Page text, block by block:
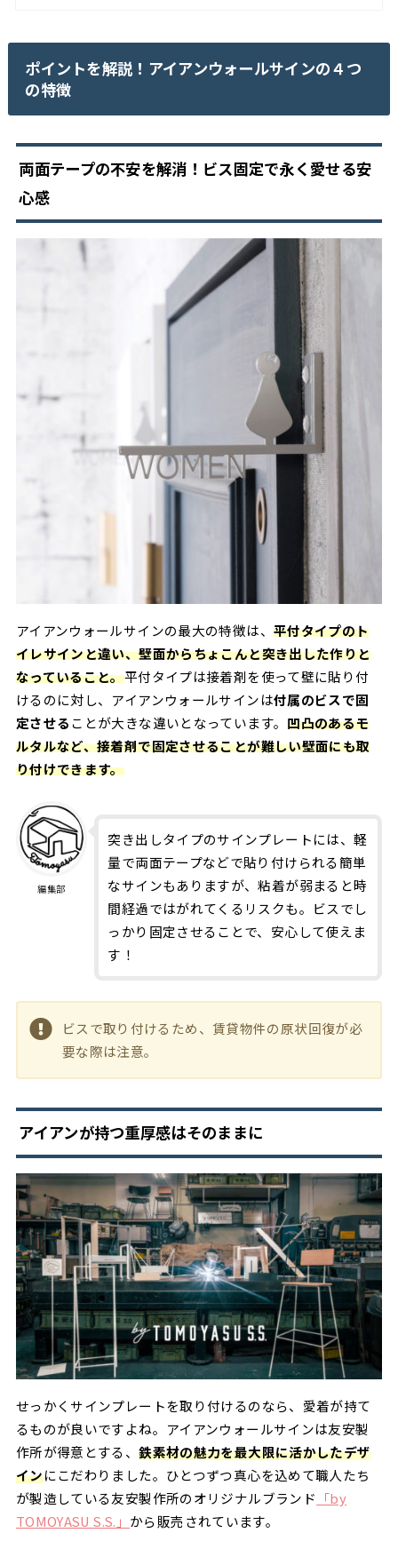
ポイントを解説！アイアンウォールサインの４つ
の特徴
両面テープの不安を解消！ビス固定で永く愛せる安
心感
アイアンウォールサインの最大の特徴は、 平付タイプのト
イレサインと違い、壁面からちょこんと突き出した作りと
なっていること。平付タイプは接着剤を使って壁に貼り付
けるのに対し、アイアンウォールサインは付属のビスで固
定させることが大きな違いとなっています。凹凸のあるモ
ルタルなど、接着剤で固定させることが難しい壁面にも取
り付けできます。
編集部
突き出しタイプのサインプレートには、軽
量で両面テープなどで貼り付けられる簡単
なサインもありますが、粘着が弱まると時
間経過ではがれてくるリスクも。ビスでし
っかり固定させることで、安心して使えま
す！
ビスで取り付けるため、賃貸物件の原状回復が必
要な際は注意。
アイアンが持つ重厚感はそのままに
せっかくサインプレートを取り付けるのなら、愛着が持て
るものが良いですよね。アイアンウォールサインは友安製
作所が得意とする、鉄素材の魅力を最大限に活かしたデザ
インにこだわりました。ひとつずつ真心を込めて職人たち
が製造している友安製作所のオリジナルブランド 「by
TOMOYASU S.S.」 から販売されています。